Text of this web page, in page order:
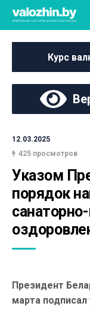
Курс
12.03.2025
425 просмотров
Указом
порядок
Президент
марта